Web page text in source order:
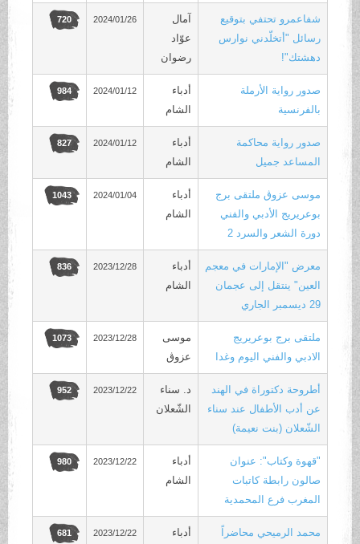
شفاعمرو تحتفي بتوقيع
رسائل "أتخلّدني نوارس
دهشتك"!
آمال
عوّاد
رضوان
2024/01/26
720
صدور رواية الأرملة
بالفرنسية
أدباء
الشام
2024/01/12
984
صدور رواية محاكمة
المساعد جميل
أدباء
الشام
2024/01/12
827
موسى عزوڨ ملتقى برج
بوعريريج الأدبي والفني
دورة الشعر والسرد 2
أدباء
الشام
2024/01/04
1043
معرض "الإمارات في معجم
العين" ينتقل إلى عجمان
أدباء
الشام
2023/12/28
836
ملتقى برج بوعريريج
الادبي والفني اليوم وغدا
موسى
عزوڨ
2023/12/28
1073
أطروحة دكتوراة في الهند
عن أدب الأطفال عند سناء
الشّعلان (بنت نعيمة)
د. سناء
الشّعلان
2023/12/22
952
"قهوة وكتاب": عنوان
صالون رابطة كاتبات
المغرب فرع المحمدية
أدباء
الشام
2023/12/22
980
محمد الرميحي محاضراً
أدباء
2023/12/22
681